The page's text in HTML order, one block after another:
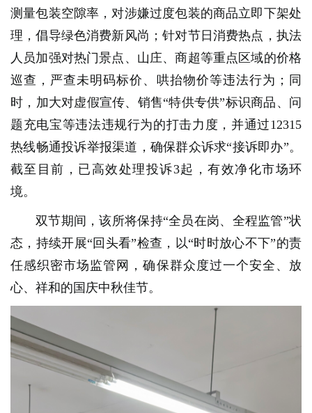
测量包装空隙率，对涉嫌过度包装的商品立即下架处
理，倡导绿色消费新风尚；针对节日消费热点，执法
人员加强对热门景点、山庄、商超等重点区域的价格
巡查，严查未明码标价、哄抬物价等违法行为；同
时，加大对虚假宣传、销售“特供专供”标识商品、问
题充电宝等违法违规行为的打击力度，并通过12315
热线畅通投诉举报渠道，确保群众诉求“接诉即办”。
截至目前，已高效处理投诉3起，有效净化市场环
境。
双节期间，该所将保持“全员在岗、全程监管”状
态，持续开展“回头看”检查，以“时时放心不下”的责
任感织密市场监管网，确保群众度过一个安全、放
心、祥和的国庆中秋佳节。